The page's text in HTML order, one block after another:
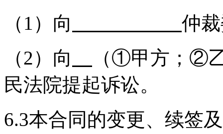
（1）向
仲
（2）向
（①甲方；②
民法院提起诉讼。
6.3本合同的变更、续签